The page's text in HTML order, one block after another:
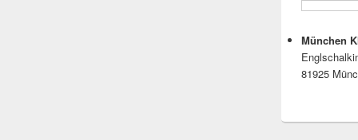
München
81925